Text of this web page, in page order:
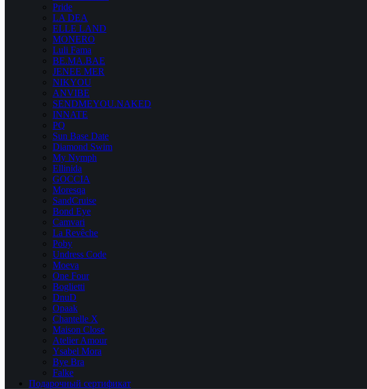
Pride
LA DEA
ELLE LAND
MONERO
Luli Fama
BE.MA.BAE
JENEE MER
NIKYOU
ANVIBE
SENDMEYOU.NAKED
INNATE
PQ
Sun Base Date
Diamond Swim
My Nymph
Ellinida
GOCCIA
Moresqa
SandCruise
Bond Eye
Camvari
La Revêche
Poby
Undress Code
Moeva
One Four
Boglietti
DnuD
Opaak
Chantelle X
Maison Close
Atelier Amour
Ysabel Mora
Bye Bra
Falke
Подарочный сертификат